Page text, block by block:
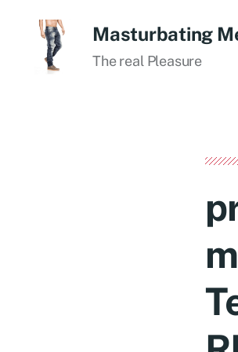
Masturbating
The real Pleasure